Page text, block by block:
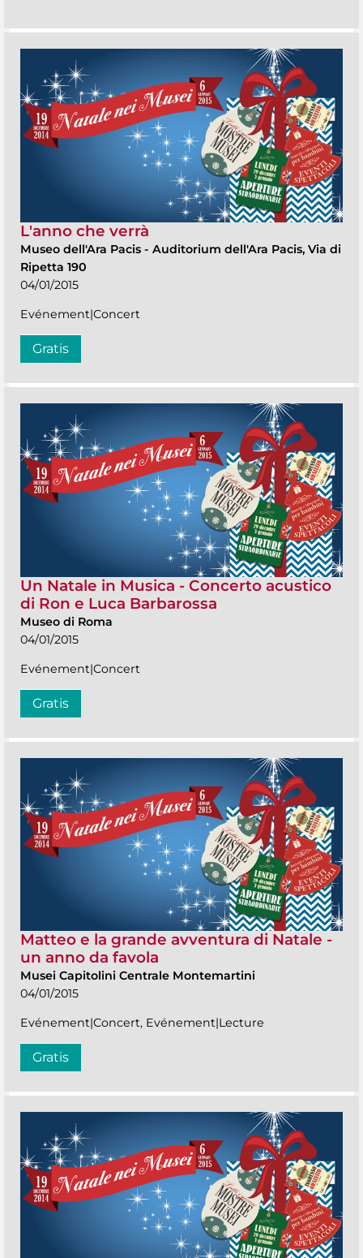
L'anno che verrà
Museo dell'Ara Pacis - Auditorium dell'Ara Pacis, Via di
Ripetta 190
04/01/2015
Evénement|Concert
Gratis
Un Natale in Musica - Concerto acustico
di Ron e Luca Barbarossa
Museo di Roma
04/01/2015
Evénement|Concert
Gratis
Matteo e la grande avventura di Natale -
un anno da favola
Musei Capitolini Centrale Montemartini
04/01/2015
Evénement|Concert, Evénement|Lecture
Gratis